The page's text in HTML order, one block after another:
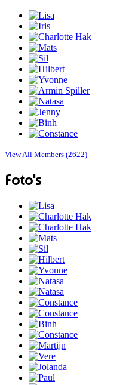
View All Members (2622)
Foto's